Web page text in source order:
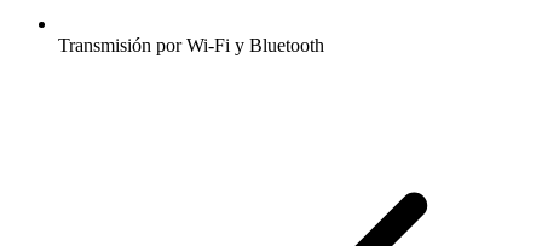
Transmisión por Wi-Fi y Bluetooth